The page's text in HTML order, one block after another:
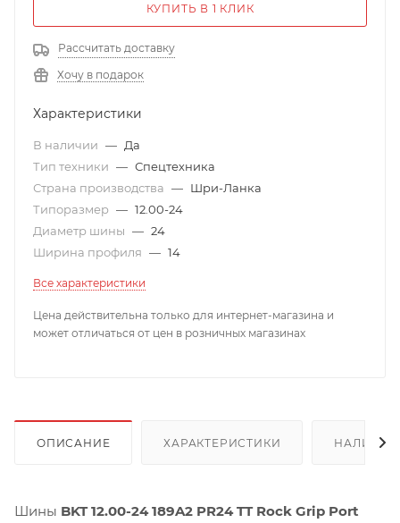
КУПИТЬ В 1 КЛИК
Рассчитать доставку
Хочу в подарок
Характеристики
В наличии — Да
Тип техники — Спецтехника
Страна производства — Шри-Ланка
Типоразмер — 12.00-24
Диаметр шины — 24
Ширина профиля — 14
Все характеристики
Цена действительна только для интернет-магазина и
может отличаться от цен в розничных магазинах
ОПИСАНИЕ ХАРАКТЕРИСТИКИ НАЛИЧИЕ
Шины BKT 12.00-24 189A2 PR24 TT Rock Grip Port